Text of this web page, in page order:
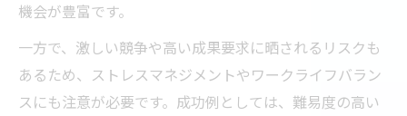
機会が豊富です。
一方で、激しい競争や高い成果要求に晒されるリスクも
あるため、ストレスマネジメントやワークライフバラン
スにも注意が必要です。成功例としては、難易度の高い